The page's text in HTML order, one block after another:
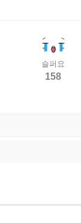
슬퍼요
158